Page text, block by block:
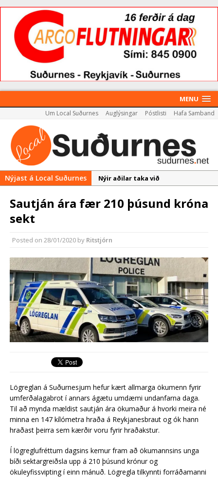
MENU
Um Local Suðurnes Auglýsingar Póstlisti Hafa Samband
Nýjast á Local Suðurnes
Nýir aðilar taka við
Reykjanesbæ
Erlend fyrirtæki vilja í Græna
iðngarðinn
Sautján ára fær 210 þúsund króna
sekt
Posted on 28/01/2020 by Ritstjórn
Lögreglan á Suðurnesjum hefur kært allmarga ökumenn fyrir
umferðalagabrot í annars ágætu umdæmi undanfarna daga.
Til að mynda mældist sautján ára ökumaður á hvorki meira né
minna en 147 kílómetra hraða á Reykjanesbraut og ók hann
hraðast þeirra sem kærðir voru fyrir hraðakstur.
Í lögreglufréttum dagsins kemur fram að ökumannsins unga
bíði sektargreiðsla upp á 210 þúsund krónur og
ökuleyfissvipting í einn mánuð. Lögregla tilkynnti forráðamanni